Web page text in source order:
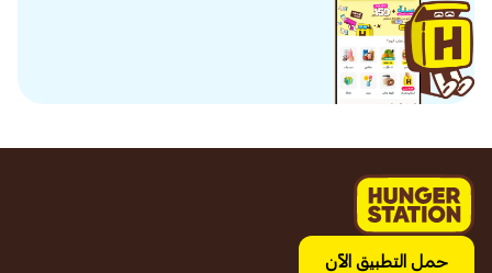
حمل التطبيق الآن